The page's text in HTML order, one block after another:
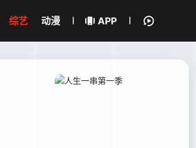
综艺 动漫 APP